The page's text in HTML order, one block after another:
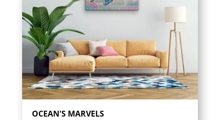
OCEAN'S MARVELS